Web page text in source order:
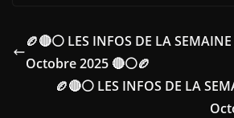
🏉🔴⚪ LES INFOS DE LA
Octobre 2025 🔴⚪🏉
🏉🔴⚪ LES INFOS DE LA